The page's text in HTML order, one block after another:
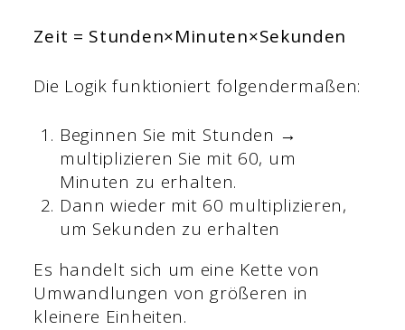
Zeit = Stunden×Minuten×Sekunden
Die Logik funktioniert folgendermaßen:
Beginnen Sie mit Stunden →
multiplizieren Sie mit 60, um
Minuten zu erhalten.
Dann wieder mit 60 multiplizieren,
um Sekunden zu erhalten
Es handelt sich um eine Kette von
Umwandlungen von größeren in
kleinere Einheiten.